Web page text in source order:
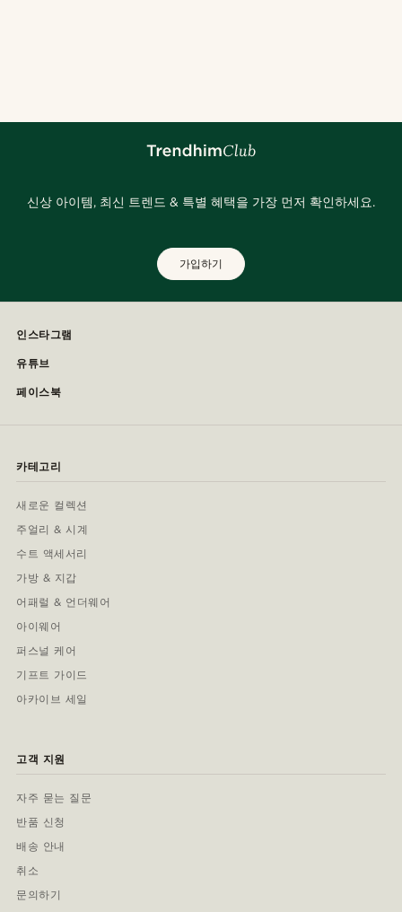
신상 아이템, 최신 트렌드 & 특별 혜택을 가장 먼저 확인하세요.
가입하기
인스타그램
유튜브
페이스북
카테고리
새로운 컬렉션
주얼리 & 시계
수트 액세서리
가방 & 지갑
어패럴 & 언더웨어
아이웨어
퍼스널 케어
기프트 가이드
아카이브 세일
고객 지원
자주 묻는 질문
반품 신청
배송 안내
취소
문의하기